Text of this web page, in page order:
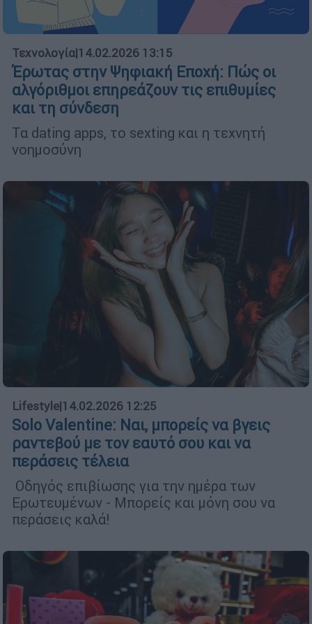
Τεχνολογία|14.02.2026 13:15
Έρωτας στην Ψηφιακή Εποχή: Πώς οι
αλγόριθμοι επηρεάζουν τις επιθυμίες
και τη σύνδεση
Τα dating apps, το sexting και η τεχνητή
νοημοσύνη
Lifestyle|14.02.2026 12:25
Solo Valentine: Ναι, μπορείς να βγεις
ραντεβού με τον εαυτό σου και να
περάσεις τέλεια
Οδηγός επιβίωσης για την ημέρα των
Ερωτευμένων - Μπορείς και μόνη σου να
περάσεις καλά!